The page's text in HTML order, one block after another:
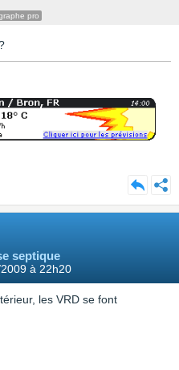
pro
septique
à 22h20
les VRD se font